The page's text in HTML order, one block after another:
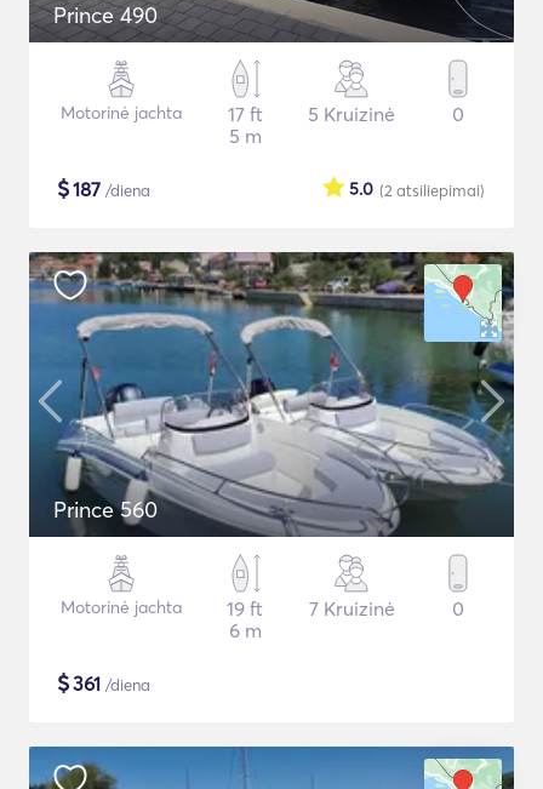
Prince 490
Motorinė jachta
17 ft
5 m
5 Kruizinė 0
$187 /diena (2 atsiliepimai)
5.0
Prince 560
Motorinė jachta
19 ft
6 m
7 Kruizinė 0
$361 /diena